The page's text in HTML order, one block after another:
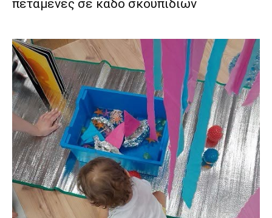
πεταμένες σε κάδο σκουπιδιών